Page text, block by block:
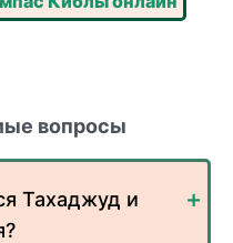
вопросы
Тахаджуд и